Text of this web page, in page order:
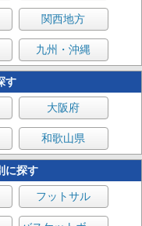
関西地方
九州・沖縄
す
大阪府
和歌山県
に探す
フットサル